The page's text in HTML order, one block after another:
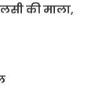
की माला,